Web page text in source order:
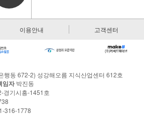
이용안내 고객센터
행동 672-2) 성강해오름 지식산업센터 612호
임자박진동
경기시흥-1451호
316-1778